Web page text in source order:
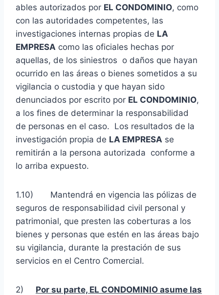
ables autorizados por EL CONDOMINIO, como
con las autoridades competentes, las
investigaciones internas propias de LA
EMPRESA como las oficiales hechas por
aquellas, de los siniestros o daños que hayan
ocurrido en las áreas o bienes sometidos a su
vigilancia o custodia y que hayan sido
denunciados por escrito por EL CONDOMINIO,
a los fines de determinar la responsabilidad
de personas en el caso. Los resultados de la
investigación propia de LA EMPRESA se
remitirán a la persona autorizada conforme a
lo arriba expuesto.
1.10) Mantendrá en vigencia las pólizas de
seguros de responsabilidad civil personal y
patrimonial, que presten las coberturas a los
bienes y personas que estén en las áreas bajo
su vigilancia, durante la prestación de sus
servicios en el Centro Comercial.
2) Por su parte, EL CONDOMINIO asume las